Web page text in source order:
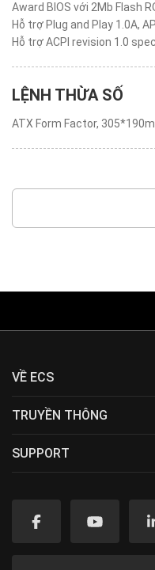
Award BIOS với 2Mb Flash
Hỗ trợ Plug and Play 1.0A,
Hỗ trợ ACPI revision 1.0
LỆNH THỪA SỐ
ATX Form Factor,
VỀ ECS
TRUYỀN THÔNG
SUPPORT